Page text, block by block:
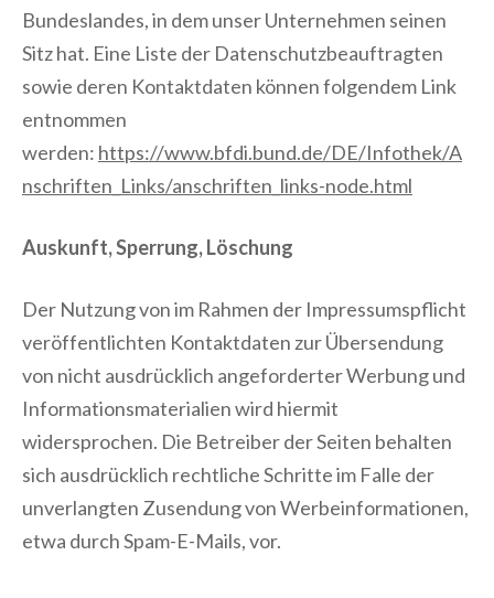
Bundeslandes, in dem unser Unternehmen seinen
Sitz hat. Eine Liste der Datenschutzbeauftragten
sowie deren Kontaktdaten können folgendem Link
entnommen
werden: https://www.bfdi.bund.de/DE/Infothek/A
nschriften_Links/anschriften_links-node.html
Auskunft, Sperrung, Löschung
Der Nutzung von im Rahmen der Impressumspflicht
veröffentlichten Kontaktdaten zur Übersendung
von nicht ausdrücklich angeforderter Werbung und
Informationsmaterialien wird hiermit
widersprochen. Die Betreiber der Seiten behalten
sich ausdrücklich rechtliche Schritte im Falle der
unverlangten Zusendung von Werbeinformationen,
etwa durch Spam-E-Mails, vor.